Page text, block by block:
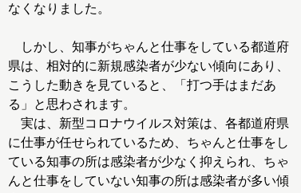
なくなりました。
しかし、知事がちゃんと仕事をしている都道府
県は、相対的に新規感染者が少ない傾向にあり、
こうした動きを見ていると、「打つ手はまだあ
る」と思わされます。
実は、新型コロナウイルス対策は、各都道府県
に仕事が任せられているため、ちゃんと仕事をし
ている知事の所は感染者が少なく抑えられ、ちゃ
んと仕事をしていない知事の所は感染者が多い傾